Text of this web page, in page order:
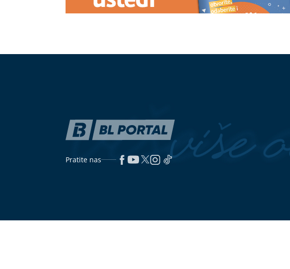
Kočićeve dane pri kraju
"Elite 10", ovo će vas potpuno
Ana Bekuta poslala snažnu poruku
ženama: „Ne čekajte muža da vam
Tikvice punjene sirom iz rerne:
Ljetnji ručak koji se brzo pravi